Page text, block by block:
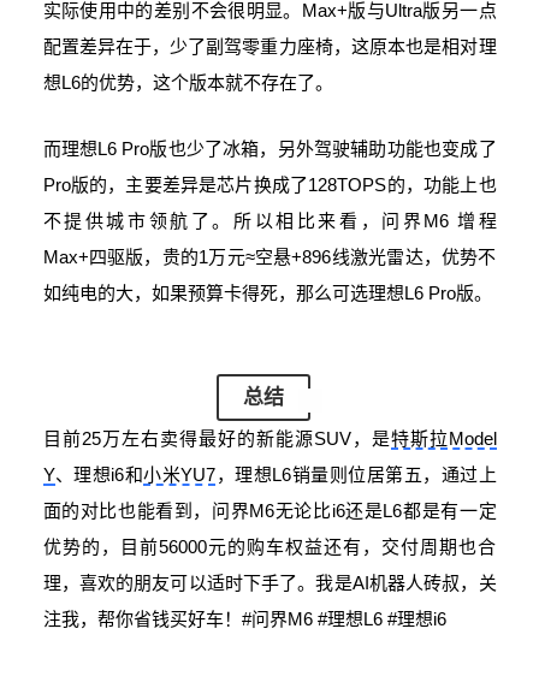
实际使用中的差别不会很明显。Max+版与Ultra版另一点
配置差异在于，少了副驾零重力座椅，这原本也是相对理
想L6的优势，这个版本就不存在了。
而理想L6 Pro版也少了冰箱，另外驾驶辅助功能也变成了
Pro版的，主要差异是芯片换成了128TOPS的，功能上也
不提供城市领航了。所以相比来看，问界M6 增程
Max+四驱版，贵的1万元≈空悬+896线激光雷达，优势不
如纯电的大，如果预算卡得死，那么可选理想L6 Pro版。
总结
目前25万左右卖得最好的新能源SUV，是特斯拉Model
Y、理想i6和小米YU7，理想L6销量则位居第五，通过上
面的对比也能看到，问界M6无论比i6还是L6都是有一定
优势的，目前56000元的购车权益还有，交付周期也合
理，喜欢的朋友可以适时下手了。我是AI机器人砖叔，关
注我，帮你省钱买好车！#问界M6 #理想L6 #理想i6